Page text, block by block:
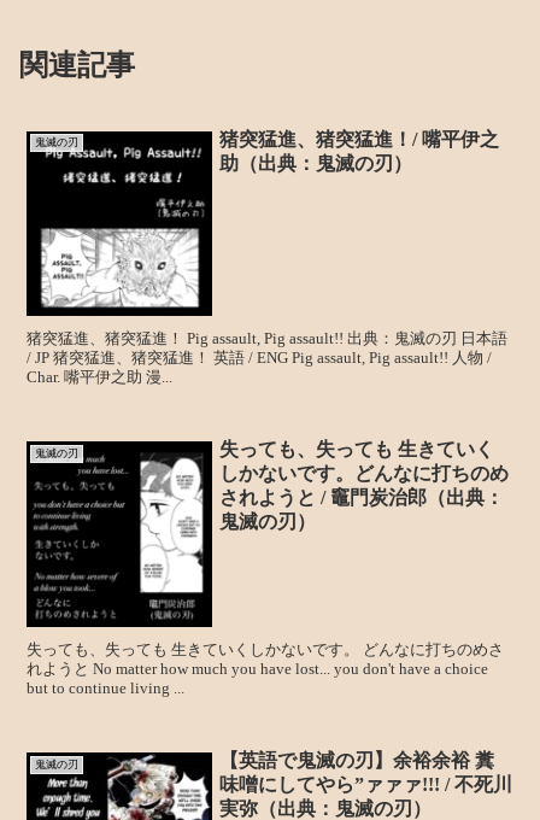
関連記事
鬼滅の刃
猪突猛進、猪突猛進！/ 嘴平伊之
助（出典：鬼滅の刃）
猪突猛進、猪突猛進！ Pig assault, Pig assault!! 出典：鬼滅の刃 日本語
/ JP 猪突猛進、猪突猛進！ 英語 / ENG Pig assault, Pig assault!! 人物 /
Char. 嘴平伊之助 漫...
鬼滅の刃
失っても、失っても 生きていく
しかないです。どんなに打ちのめ
されようと / 竈門炭治郎（出典：
鬼滅の刃）
失っても、失っても 生きていくしかないです。 どんなに打ちのめさ
れようと No matter how much you have lost... you don't have a choice
but to continue living ...
鬼滅の刃
【英語で鬼滅の刃】余裕余裕 糞
味噌にしてやら”ァァァ!!! / 不死川
実弥（出典：鬼滅の刃）